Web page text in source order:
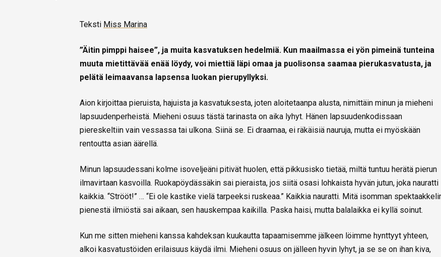
Teksti Miss Marina
”Äitin pimppi haisee”, ja muita kasvatuksen hedelmiä. Kun maailmassa ei yön pimeinä tunteina
muuta mietittävää enää löydy, voi miettiä läpi omaa ja puolisonsa saamaa pierukasvatusta, ja
pelätä leimaavansa lapsensa luokan pierupyllyksi.
Aion kirjoittaa pieruista, hajuista ja kasvatuksesta, joten aloitetaanpa alusta, nimittäin minun ja mieheni
lapsuudenperheistä. Mieheni osuus tästä tarinasta on aika lyhyt. Hänen lapsuudenkodissaan
piereskeltiin vain vessassa tai ulkona. Siinä se. Ei draamaa, ei räkäisiä nauruja, mutta ei myöskään
rentoutta asian äärellä.
Minun lapsuudessani kolme isoveljeäni pitivät huolen, että pikkusisko tietää, miltä tuntuu herätä pierun
ilmavirtaan kasvoilla. Ruokapöydässäkin sai pieraista, jos siitä osasi lohkaista hyvän jutun, joka nauratti
kaikkia. “Strööt!” … “Ei ole kastike vielä tarpeeksi ruskeaa.” Kaikkia nauratti. Mitä isomman
pienestä ilmiöstä sai aikaan, sen hauskempaa kaikilla. Paska haisi, mutta balalaikka ei kyllä soinut.
Kun me sitten mieheni kanssa kahdeksan kuukautta tapaamisemme jälkeen löimme hynttyyt yhteen,
alkoi kasvatustöiden erilaisuus käydä ilmi. Mieheni osuus on jälleen hyvin lyhyt, ja se se on ihan kiva,